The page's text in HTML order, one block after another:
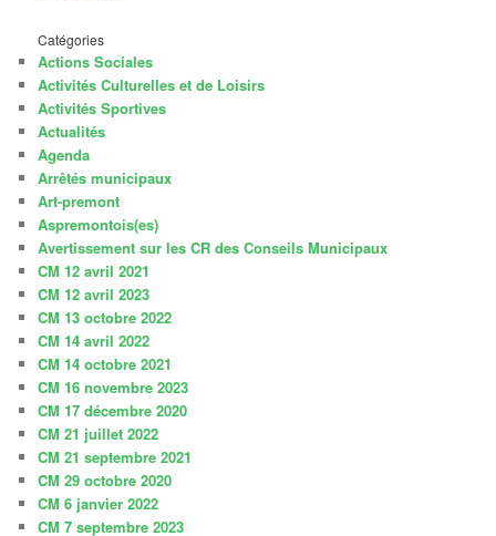
Catégories
Actions Sociales
Activités Culturelles et de Loisirs
Activités Sportives
Actualités
Agenda
Arrêtés municipaux
Art-premont
Aspremontois(es)
Avertissement sur les CR des Conseils Municipaux
CM 12 avril 2021
CM 12 avril 2023
CM 13 octobre 2022
CM 14 avril 2022
CM 14 octobre 2021
CM 16 novembre 2023
CM 17 décembre 2020
CM 21 juillet 2022
CM 21 septembre 2021
CM 29 octobre 2020
CM 6 janvier 2022
CM 7 septembre 2023